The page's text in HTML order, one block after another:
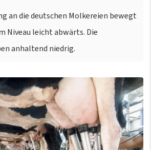
an die deutschen Molkereien bewegt
Niveau leicht abwärts. Die
anhaltend niedrig.